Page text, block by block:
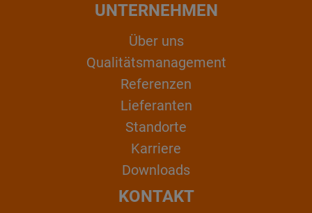
UNTERNEHMEN
Über uns
Qualitätsmanagement
Referenzen
Lieferanten
Standorte
Karriere
Downloads
KONTAKT